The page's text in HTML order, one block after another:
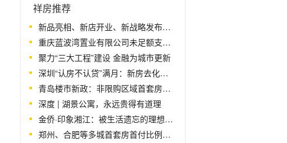
祥房推荐
新品亮相、新店开业、新战略发布…六大
重庆蓝波湾置业有限公司未足额支付农民
聚力“三大工程”建设 金融为城市更新
深圳“认房不认贷”满月：新房去化周期仍
青岛楼市新政：非限购区域首套房首付比例
深度 | 湖景公寓，永远贵得有道理
金侨·印象湘江：被生活遗忘的理想，在这一
郑州、合肥等多城首套房首付比例降至15